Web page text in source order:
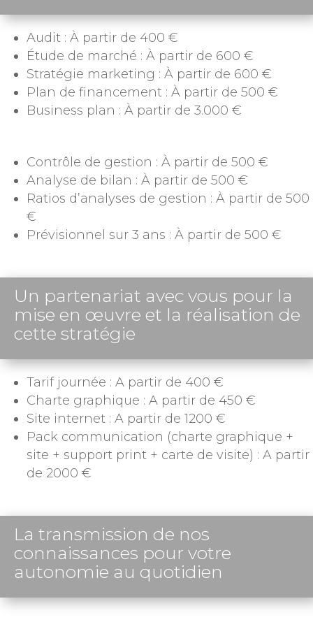
Audit : À partir de 400 €
Étude de marché : À partir de 600 €
Stratégie marketing : À partir de 600 €
Plan de financement : À partir de 500 €
Business plan : À partir de 3.000 €
Contrôle de gestion : À partir de 500 €
Analyse de bilan : À partir de 500 €
Ratios d’analyses de gestion : À partir de 500
€
Prévisionnel sur 3 ans : À partir de 500 €
Un partenariat avec vous pour la
mise en œuvre et la réalisation de
cette stratégie
Tarif journée : A partir de 400 €
Charte graphique : A partir de 450 €
Site internet : A partir de 1200 €
Pack communication (charte graphique +
site + support print + carte de visite) : A partir
de 2000 €
La transmission de nos
connaissances pour votre
autonomie au quotidien